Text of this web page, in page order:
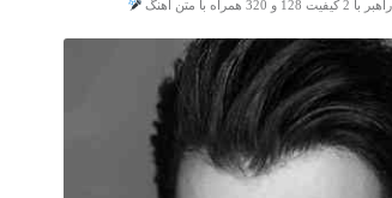
با متن آهنگ